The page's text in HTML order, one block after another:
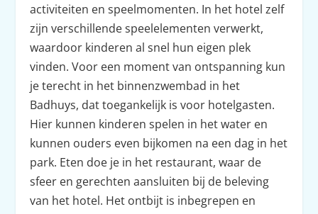
activiteiten en speelmomenten. In het hotel zelf
zijn verschillende speelelementen verwerkt,
waardoor kinderen al snel hun eigen plek
vinden. Voor een moment van ontspanning kun
je terecht in het binnenzwembad in het
Badhuys, dat toegankelijk is voor hotelgasten.
Hier kunnen kinderen spelen in het water en
kunnen ouders even bijkomen na een dag in het
park. Eten doe je in het restaurant, waar de
sfeer en gerechten aansluiten bij de beleving
van het hotel. Het ontbijt is inbegrepen en